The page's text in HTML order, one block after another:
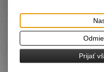
Hmotnosť:0,122 kg
5997875709464
priemer 30 mm
12 farieb, štetec v
Prijať